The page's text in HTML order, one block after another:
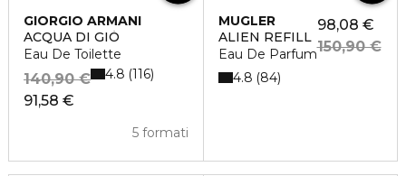
GIORGIO ARMANI
ACQUA DI GIÒ
Eau De Toilette
91,58 €
140,90 €
5 formati
4.8 116
MUGLER
ALIEN REFILL
Eau De Parfum
98,08 €
150,90 €
4.8 84